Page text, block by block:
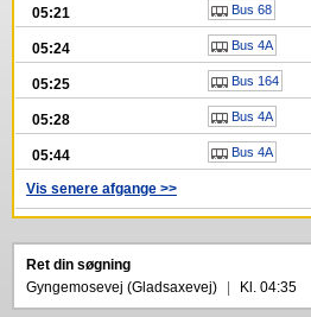
05:21 Bus 68
05:24 Bus 4A
05:25 Bus 164
05:28 Bus 4A
05:44 Bus 4A
Vis senere afgange >>
Ret din søgning
Gyngemosevej (Gladsaxevej)
Kl. 04:35